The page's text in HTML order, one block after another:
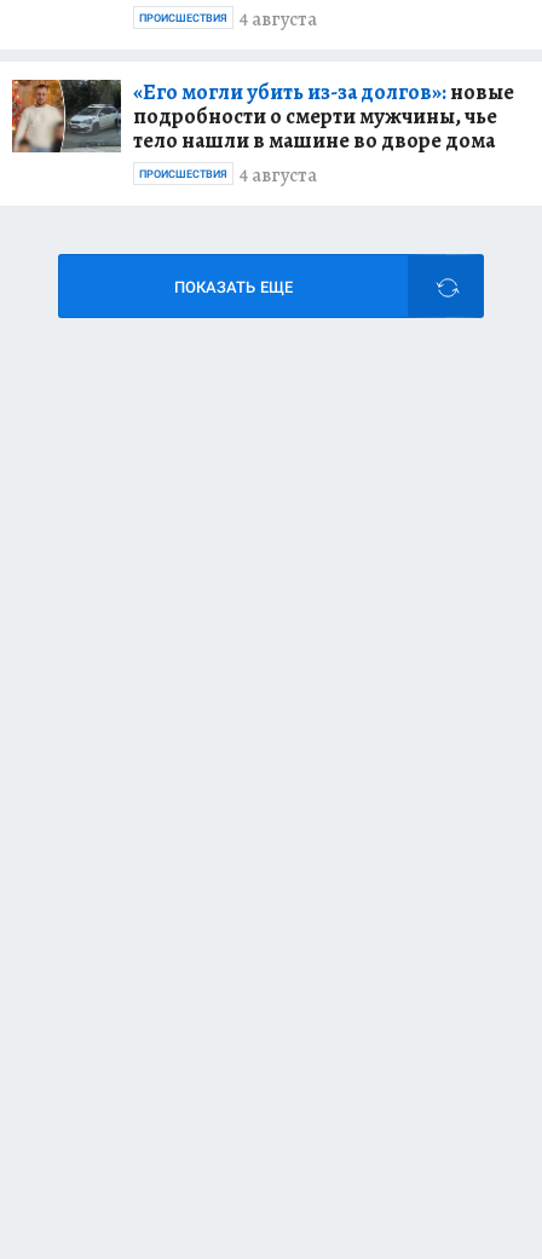
4 августа
ПРОИСШЕСТВИЯ
«Его могли убить из-за долгов»:новые
подробности о смерти мужчины, чье
тело нашли в машине во дворе дома
4 августа
ПРОИСШЕСТВИЯ
ПОКАЗАТЬ ЕЩЕ